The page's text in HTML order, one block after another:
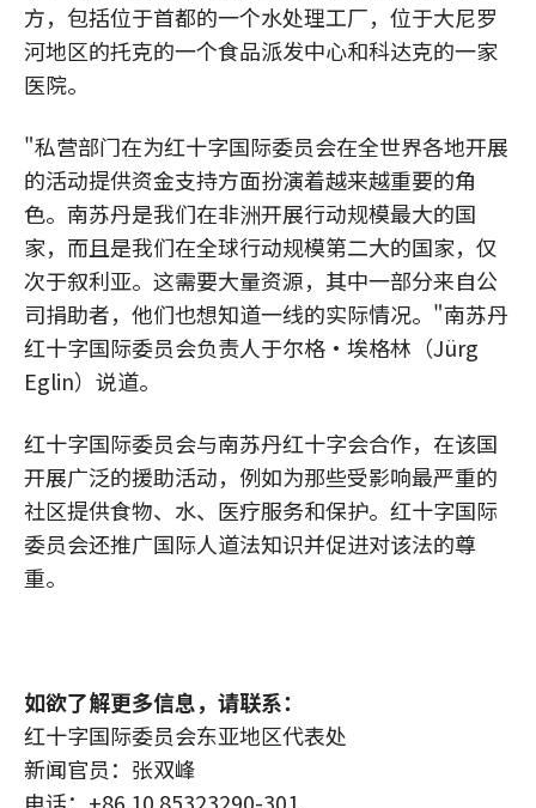
方，包括位于首都的一个水处理工厂，位于大尼罗
河地区的托克的一个食品派发中心和科达克的一家
医院。
"私营部门在为红十字国际委员会在全世界各地开展
的活动提供资金支持方面扮演着越来越重要的角
色。南苏丹是我们在非洲开展行动规模最大的国
家，而且是我们在全球行动规模第二大的国家，仅
次于叙利亚。这需要大量资源，其中一部分来自公
司捐助者，他们也想知道一线的实际情况。"南苏丹
红十字国际委员会负责人于尔格·埃格林（Jürg
Eglin）说道。
红十字国际委员会与南苏丹红十字会合作，在该国
开展广泛的援助活动，例如为那些受影响最严重的
社区提供食物、水、医疗服务和保护。红十字国际
委员会还推广国际人道法知识并促进对该法的尊
重。
如欲了解更多信息，请联系：
红十字国际委员会东亚地区代表处
新闻官员：张双峰